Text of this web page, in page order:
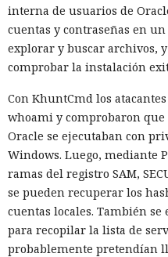
Hombre podría afrontar
secretos de 165 empresas.
interna de usuarios de
cuentas y contraseñas en
explorar y buscar archivos,
comprobar la instalación
Con KhuntCmd los
whoami y comprobaron que
Oracle se ejecutaban con
Windows. Luego, mediante
ramas del registro SAM,
se pueden recuperar los
cuentas locales. También
para recopilar la lista de
probablemente pretendían